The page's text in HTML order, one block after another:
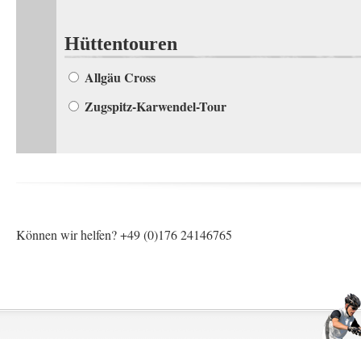
Hüttentouren
Allgäu Cross
Zugspitz-Karwendel-Tour
Können wir helfen?+49 (0)176 24146765